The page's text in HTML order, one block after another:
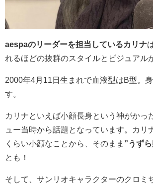
aespaのリーダーを担当しているカリナ
れるほどの抜群のスタイルとビジュアル
2000年4月11日生まれで血液型はB型。
す。
カリナといえば小顔長身という神がかっ
ュー当時から話題となっています。
カリ
くらい小顔なことから、そのまま ”うず
とも！
そして、 サンリオキャラクターのクロミ